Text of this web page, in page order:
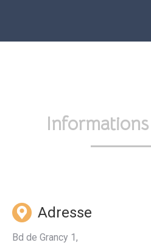
Adresse
Bd de Grancy 1,